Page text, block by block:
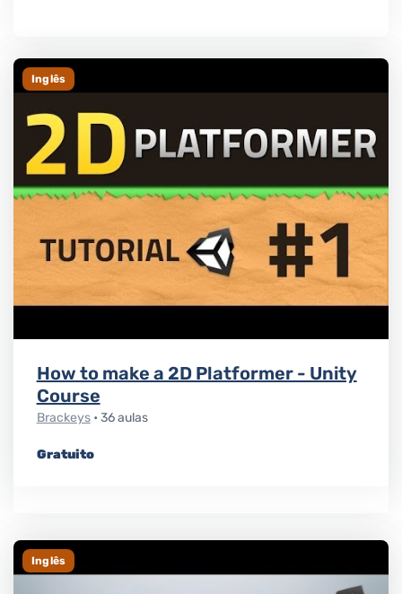
Inglês
How to make a 2D Platformer - Unity
Course
Brackeys • 36 aulas
Gratuito
Inglês